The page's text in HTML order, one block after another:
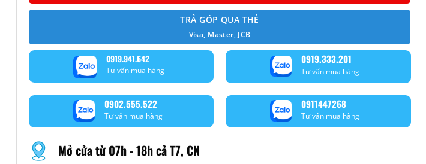
TRẢ GÓP QUA THẺ
Visa, Master, JCB
0919.941.642
Tư vấn mua hàng
0919.333.201
Tư vấn mua hàng
0902.555.522
Tư vấn mua hàng
0911447268
Tư vấn mua hàng
Mở cửa từ 07h - 18h cả T7, CN